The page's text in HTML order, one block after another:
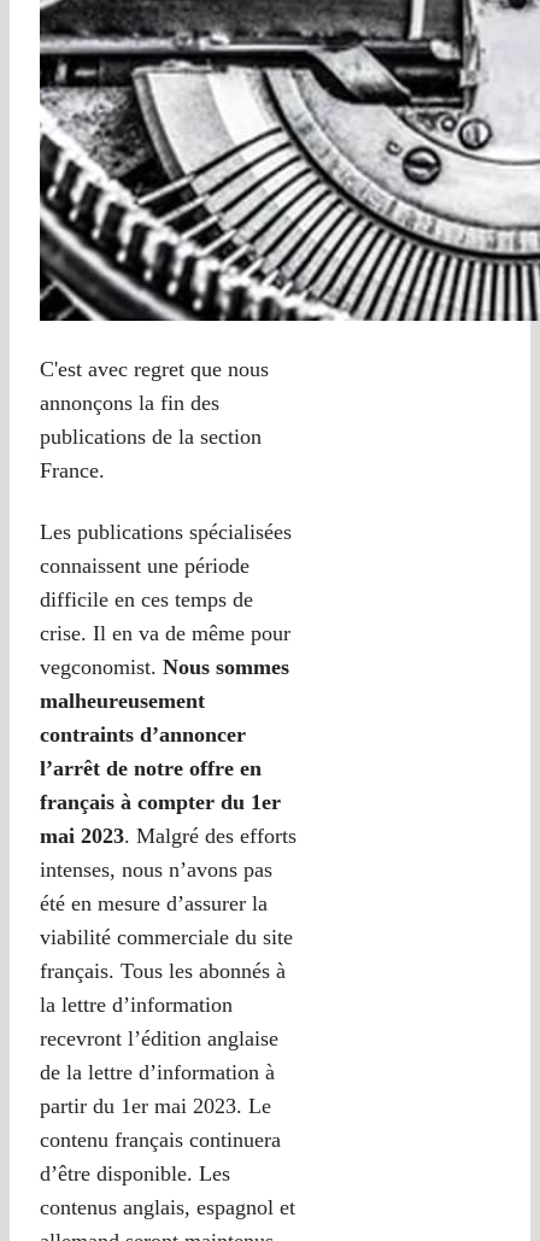
C'est avec regret que nous
annonçons la fin des
publications de la section
France.
Les publications spécialisées
connaissent une période
difficile en ces temps de
crise. Il en va de même pour
vegconomist. Nous sommes
malheureusement
contraints d’annoncer
l’arrêt de notre offre en
français à compter du 1er
mai 2023. Malgré des efforts
intenses, nous n’avons pas
été en mesure d’assurer la
viabilité commerciale du site
français. Tous les abonnés à
la lettre d’information
recevront l’édition anglaise
de la lettre d’information à
partir du 1er mai 2023. Le
contenu français continuera
d’être disponible. Les
contenus anglais, espagnol et